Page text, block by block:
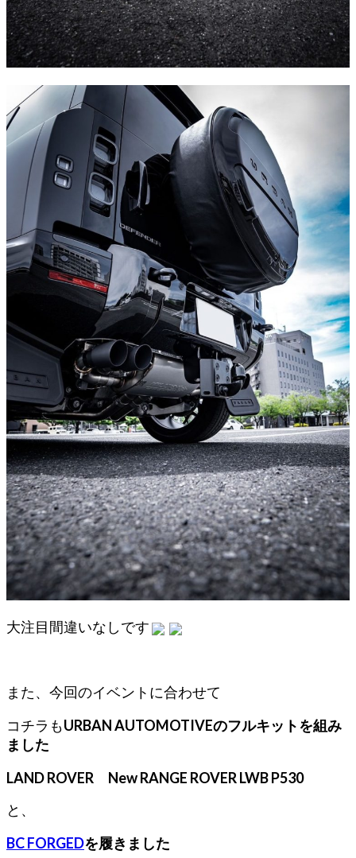
大注目間違いなしです
また、今回のイベントに合わせて
コチラもURBAN AUTOMOTIVEのフルキットを組み
ました
LAND ROVER New RANGE ROVER LWB P530
と、
BC FORGEDを履きました